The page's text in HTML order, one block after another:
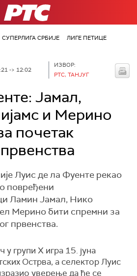
РТС
СУПЕРЛИГА СРБИЈЕ
ЛИГЕ ПЕТИЦЕ
-> 12:02
ИЗВОР:
РТС, ТАНЈУГ
Јамал,
и Мерино
почетак
Луис де ла Фуенте рекао
повређени
Ламин Јамал, Нико
Мерино бити спремни за
првенства.
у групи Х игра 15. јуна
Острва, а селектор Луис
уверење да ће се